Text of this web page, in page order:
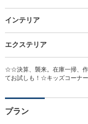
インテリア
エクステリア
☆☆決算、襲来。在庫一掃、
てお試しも！☆キッズコーナ
プラン